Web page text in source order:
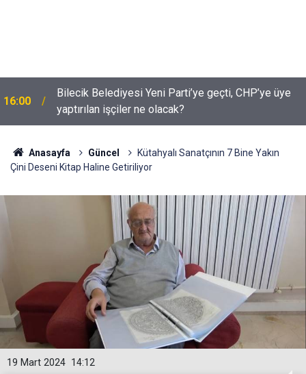
16:00
Bilecik Belediyesi Yeni Parti’ye geçti, CHP’ye üye
yaptırılan işçiler ne olacak?
Anasayfa Güncel
Kütahyalı Sanatçının 7 Bine Yakın
Çini Deseni Kitap Haline Getiriliyor
14:12
19 Mart 2024